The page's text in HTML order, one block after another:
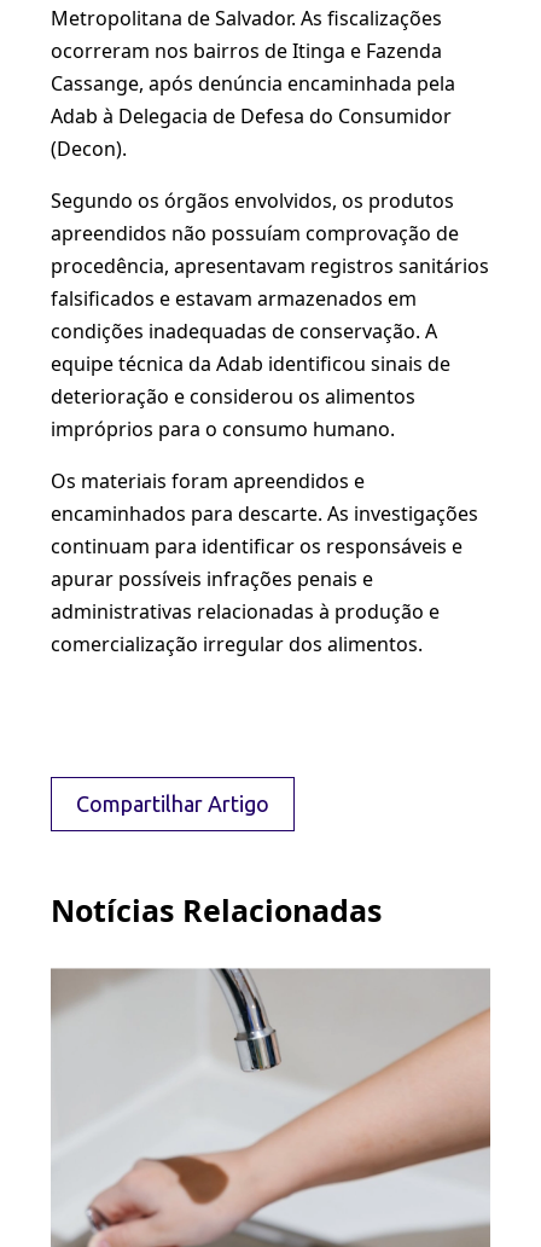
Metropolitana de Salvador. As fiscalizações
ocorreram nos bairros de Itinga e Fazenda
Cassange, após denúncia encaminhada pela
Adab à Delegacia de Defesa do Consumidor
(Decon).
Segundo os órgãos envolvidos, os produtos
apreendidos não possuíam comprovação de
procedência, apresentavam registros sanitários
falsificados e estavam armazenados em
condições inadequadas de conservação. A
equipe técnica da Adab identificou sinais de
deterioração e considerou os alimentos
impróprios para o consumo humano.
Os materiais foram apreendidos e
encaminhados para descarte. As investigações
continuam para identificar os responsáveis e
apurar possíveis infrações penais e
administrativas relacionadas à produção e
comercialização irregular dos alimentos.
Compartilhar Artigo
Notícias Relacionadas